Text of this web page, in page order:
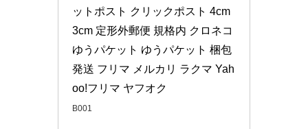
ットポスト クリックポスト 4cm
3cm 定形外郵便 規格内 クロネコ
ゆうパケット ゆうパケット 梱包
発送 フリマ メルカリ ラクマ Yah
oo!フリマ ヤフオク
B001